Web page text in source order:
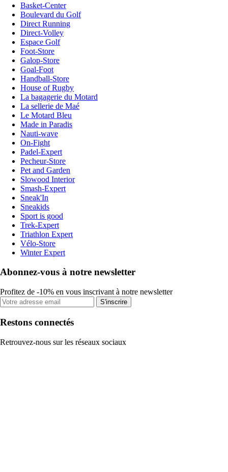
Basket-Center
Boulevard du Golf
Direct Running
Direct-Volley
Espace Golf
Foot-Store
Galop-Store
Goal-Foot
Handball-Store
House of Rugby
La bagagerie du Motard
La sellerie de Maé
Le Motard Bleu
Made in Paradis
Nauti-wave
On-Fight
Padel-Expert
Pecheur-Store
Pet and Garden
Slowood Interior
Smash-Expert
Sneak'In
Sneakids
Sport is good
Trek-Expert
Triathlon Expert
Vélo-Store
Winter Expert
Abonnez-vous à notre newsletter
Profitez de -10% en vous inscrivant à notre newsletter
S'inscrire
Restons connectés
Retrouvez-nous sur les réseaux sociaux